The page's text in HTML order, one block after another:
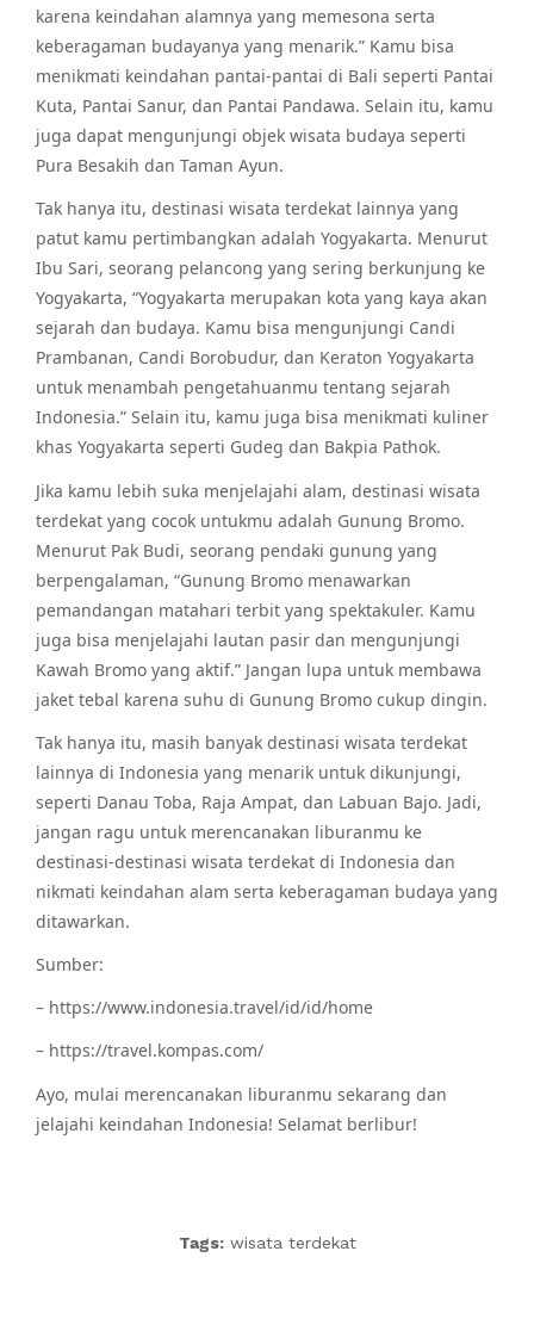
karena keindahan alamnya yang memesona serta
keberagaman budayanya yang menarik.” Kamu bisa
menikmati keindahan pantai-pantai di Bali seperti Pantai
Kuta, Pantai Sanur, dan Pantai Pandawa. Selain itu, kamu
juga dapat mengunjungi objek wisata budaya seperti
Pura Besakih dan Taman Ayun.
Tak hanya itu, destinasi wisata terdekat lainnya yang
patut kamu pertimbangkan adalah Yogyakarta. Menurut
Ibu Sari, seorang pelancong yang sering berkunjung ke
Yogyakarta, “Yogyakarta merupakan kota yang kaya akan
sejarah dan budaya. Kamu bisa mengunjungi Candi
Prambanan, Candi Borobudur, dan Keraton Yogyakarta
untuk menambah pengetahuanmu tentang sejarah
Indonesia.” Selain itu, kamu juga bisa menikmati kuliner
khas Yogyakarta seperti Gudeg dan Bakpia Pathok.
Jika kamu lebih suka menjelajahi alam, destinasi wisata
terdekat yang cocok untukmu adalah Gunung Bromo.
Menurut Pak Budi, seorang pendaki gunung yang
berpengalaman, “Gunung Bromo menawarkan
pemandangan matahari terbit yang spektakuler. Kamu
juga bisa menjelajahi lautan pasir dan mengunjungi
Kawah Bromo yang aktif.” Jangan lupa untuk membawa
jaket tebal karena suhu di Gunung Bromo cukup dingin.
Tak hanya itu, masih banyak destinasi wisata terdekat
lainnya di Indonesia yang menarik untuk dikunjungi,
seperti Danau Toba, Raja Ampat, dan Labuan Bajo. Jadi,
jangan ragu untuk merencanakan liburanmu ke
destinasi-destinasi wisata terdekat di Indonesia dan
nikmati keindahan alam serta keberagaman budaya yang
ditawarkan.
Sumber:
– https://www.indonesia.travel/id/id/home
– https://travel.kompas.com/
Ayo, mulai merencanakan liburanmu sekarang dan
jelajahi keindahan Indonesia! Selamat berlibur!
Tags: wisata terdekat